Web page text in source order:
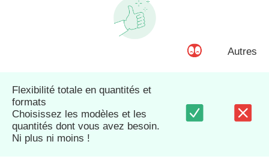
Autres
Flexibilité totale en quantités et
formats
Choisissez les modèles et les
quantités dont vous avez besoin.
Ni plus ni moins !